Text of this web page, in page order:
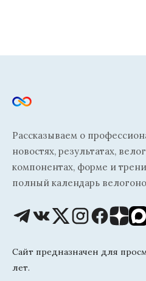
Рассказываем о
новостях, результатах,
компонентах, форме и
полный календарь
Сайт предназначен для
лет.